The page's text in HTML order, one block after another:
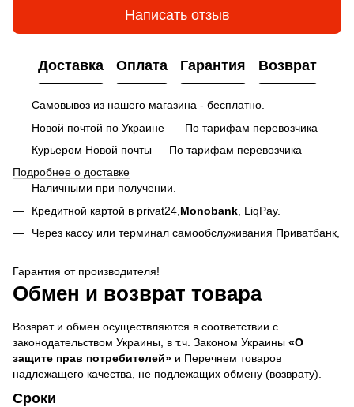
Написать отзыв
Доставка Оплата Гарантия Возврат
Самовывоз из нашего магазина - бесплатно.
Новой почтой по Украине — По тарифам перевозчика
Курьером Новой почты — По тарифам перевозчика
Подробнее о доставке
Наличными при получении.
Кредитной картой в privat24, Monobank LiqPay.
Через кассу или терминал самообслуживания Приватбанк,
Гарантия от производителя!
Обмен и возврат товара
Возврат и обмен осуществляются в соответствии с
законодательством Украины, в т.ч. Законом Украины «О
защите прав потребителей» и Перечнем товаров
надлежащего качества, не подлежащих обмену (возврату).
Сроки